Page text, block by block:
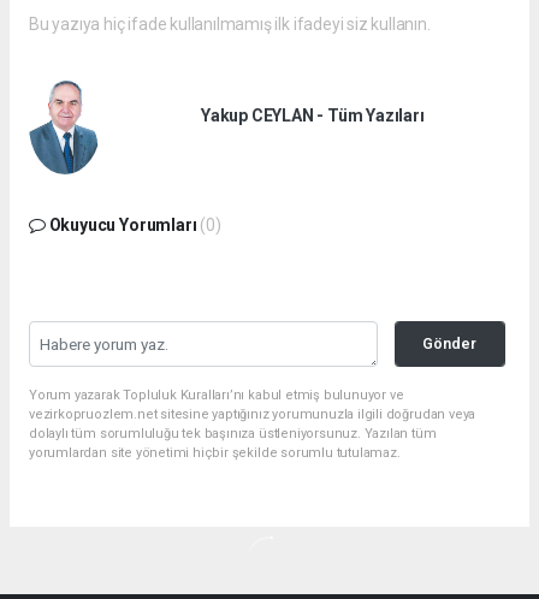
Bu yazıya hiç ifade kullanılmamış ilk ifadeyi siz kullanın.
Yakup CEYLAN - Tüm Yazıları
Okuyucu Yorumları (0)
Gönder
Yorum yazarak Topluluk Kuralları’nı kabul etmiş bulunuyor ve
vezirkopruozlem.net sitesine yaptığınız yorumunuzla ilgili doğrudan veya
dolaylı tüm sorumluluğu tek başınıza üstleniyorsunuz. Yazılan tüm
yorumlardan site yönetimi hiçbir şekilde sorumlu tutulamaz.